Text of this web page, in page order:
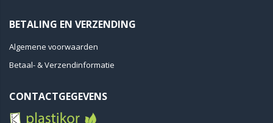
BETALING EN VERZENDING
Algemene voorwaarden
Betaal- & Verzendinformatie
CONTACTGEGEVENS